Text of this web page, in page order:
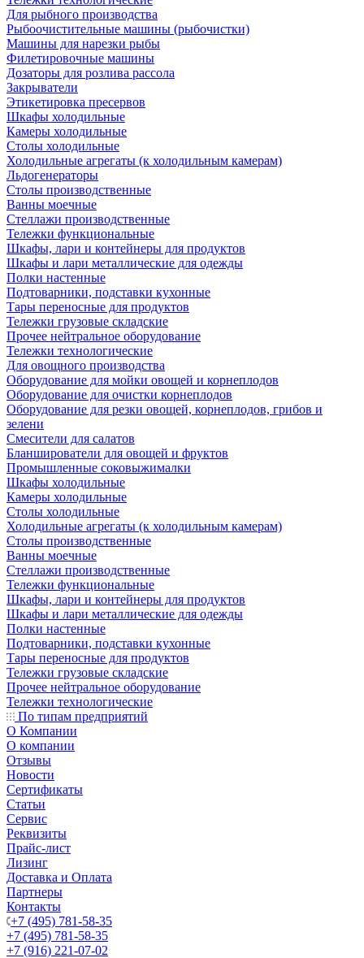
Для рыбного производства
Рыбоочистительные машины (рыбочистки)
Машины для нарезки рыбы
Филетировочные машины
Дозаторы для розлива рассола
Закрыватели
Этикетировка пресервов
Шкафы холодильные
Камеры холодильные
Столы холодильные
Холодильные агрегаты (к холодильным камерам)
Льдогенераторы
Столы производственные
Ванны моечные
Стеллажи производственные
Тележки функциональные
Шкафы, лари и контейнеры для продуктов
Шкафы и лари металлические для одежды
Полки настенные
Подтоварники, подставки кухонные
Тары переносные для продуктов
Тележки грузовые складские
Прочее нейтральное оборудование
Тележки технологические
Для овощного производства
Оборудование для мойки овощей и корнеплодов
Оборудование для очистки корнеплодов
Оборудование для резки овощей, корнеплодов, грибов и
зелени
Смесители для салатов
Бланширователи для овощей и фруктов
Промышленные соковыжималки
Шкафы холодильные
Камеры холодильные
Столы холодильные
Холодильные агрегаты (к холодильным камерам)
Столы производственные
Ванны моечные
Стеллажи производственные
Тележки функциональные
Шкафы, лари и контейнеры для продуктов
Шкафы и лари металлические для одежды
Полки настенные
Подтоварники, подставки кухонные
Тары переносные для продуктов
Тележки грузовые складские
Прочее нейтральное оборудование
Тележки технологические
По типам предприятий
О Компании
О компании
Отзывы
Новости
Сертификаты
Статьи
Сервис
Реквизиты
Прайс-лист
Лизинг
Доставка и Оплата
Партнеры
Контакты
+7 (495) 781-58-35
+7 (495) 781-58-35
+7 (916) 221-07-02